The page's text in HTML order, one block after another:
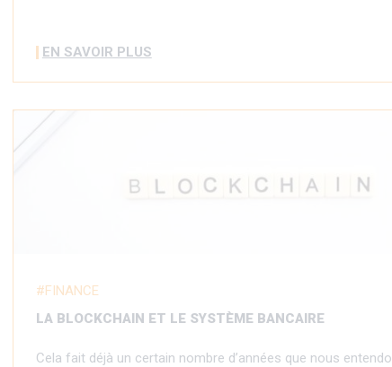
EN SAVOIR PLUS
FINANCE
LA BLOCKCHAIN ET LE SYSTÈME BANCAIRE
Cela fait déjà un certain nombre d’années que nous